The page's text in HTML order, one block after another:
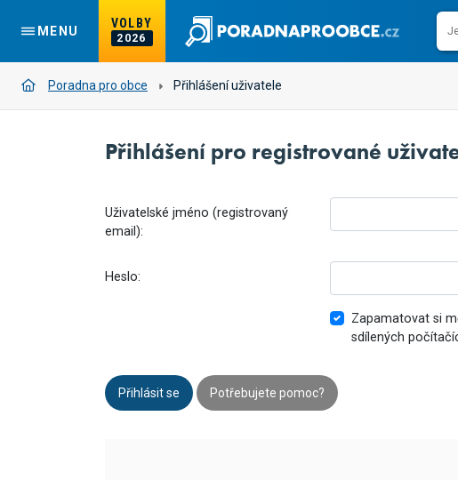
MENU
VOLBY
2026
Poradna pro obce Přihlášení uživatele
Přihlášení pro registrované
Uživatelské jméno (registrovaný
email):
Heslo:
Zapamatovat si
sdílených
Přihlásit se Potřebujete pomoc?